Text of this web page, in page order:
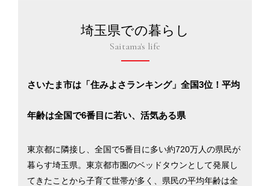
埼玉県での暮らし
Saitama's life
さいたま市は「住みよさランキング」全国3位！平均
年齢は全国で6番目に若い、活気ある県
東京都に隣接し、全国で5番目に多い約720万人の県民が
暮らす埼玉県。東京都市圏のベッドタウンとして発展し
てきたことから子育て世帯が多く、県民の平均年齢は全